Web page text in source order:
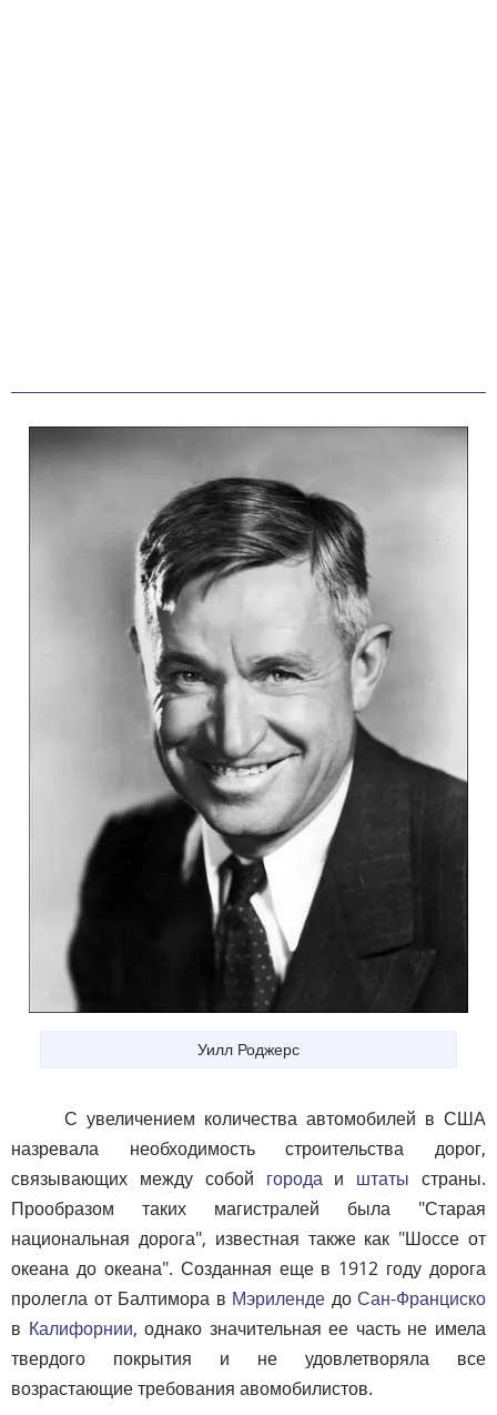
Уилл Роджерс
С увеличением количества автомобилей в США
назревала необходимость строительства дорог,
связывающих между собой городаи штаты страны.
Прообразом таких магистралей была "Старая
национальная дорога", известная также как "Шоссе от
океана до океана". Созданная еще в 1912 году дорога
пролегла от Балтимора в Мэриленде до Сан-Франциско
в Калифорнии, однако значительная ее часть не имела
твердого покрытия и не удовлетворяла все
возрастающие требования авомобилистов.